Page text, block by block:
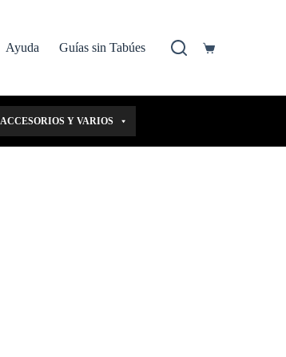
Ayuda Guías sin Tabúes
Carro
ACCESORIOS Y VARIOS